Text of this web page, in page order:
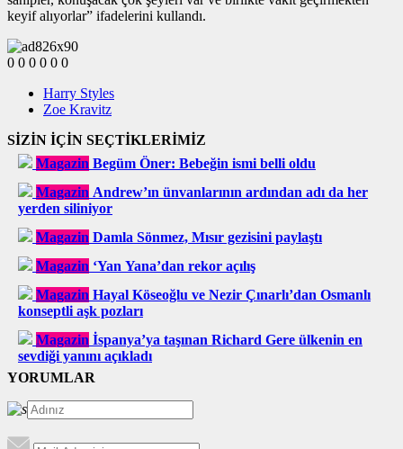
keyif alıyorlar” ifadelerini kullandı.
0 0 0 0 0 0
Harry Styles
Zoe Kravitz
SİZİN İÇİN SEÇTİKLERİMİZ
Magazin Begüm Öner: Bebeğin ismi belli oldu
Magazin Andrew’ın ünvanlarının ardından adı da her
yerden siliniyor
Magazin Damla Sönmez, Mısır gezisini paylaştı
Magazin ‘Yan Yana’dan rekor açılış
Magazin Hayal Köseoğlu ve Nezir Çınarlı’dan Osmanlı
konseptli aşk pozları
Magazin İspanya’ya taşınan Richard Gere ülkenin en
sevdiği yanını açıkladı
YORUMLAR